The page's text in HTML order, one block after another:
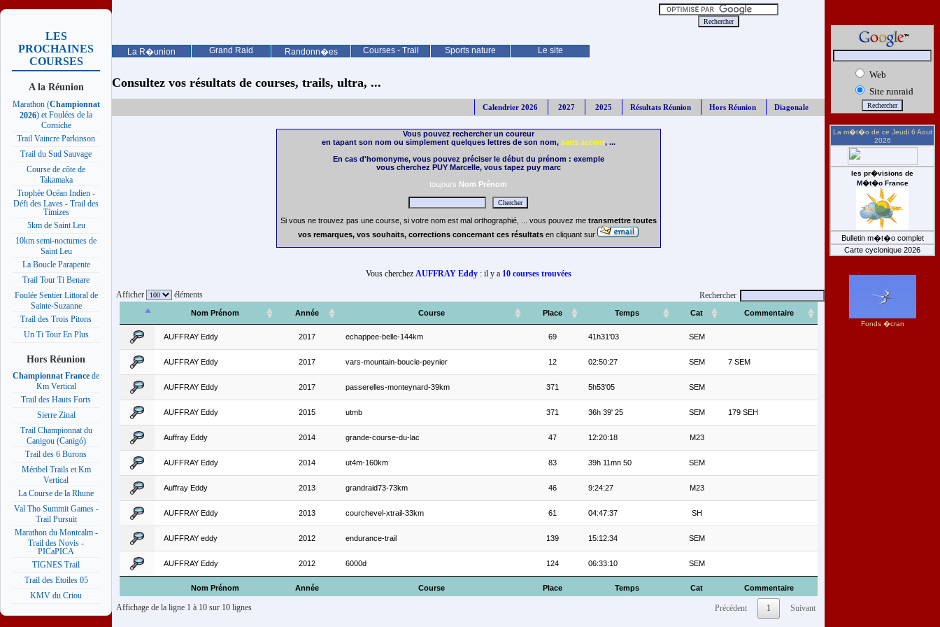
La R�union Grand Raid Randonn�es Courses - Trail Sports nature Le site
LES
PROCHAINES
COURSES
A la Réunion
Marathon (Championnat
2026) et Foulées de la
Corniche
Trail Vaincre Parkinson
Trail du Sud Sauvage
Course de côte de
Takamaka
Trophée Océan Indien -
Défi des Laves - Trail des
Timizes
5km de Saint Leu
10km semi-nocturnes de
Saint Leu
La Boucle Parapente
Trail Tour Ti Benare
Foulée Sentier Littoral de
Sainte-Suzanne
Trail des Trois Pitons
Un Ti Tour En Plus
Hors Réunion
Championnat France de
Km Vertical
Trail des Hauts Forts
Sierre Zinal
Trail Championnat du
Canigou (Canigó)
Trail des 6 Burons
Méribel Trails et Km
Vertical
La Course de la Rhune
Val Tho Summit Games -
Trail Pursuit
Marathon du Montcalm -
Trail des Novis -
PICaPICA
TIGNES Trail
Trail des Etoiles 05
KMV du Criou
Consultez vos résultats de courses, trails, ultra, ...
Calendrier 2026 2027 2025 Résultats Réunion Hors Réunion Diagonale
Vous pouvez rechercher un coureur
en tapant son nom ou simplement quelques lettres de son nom, sans accent, ...
En cas d'homonyme, vous pouvez préciser le début du prénom : exemple
vous cherchez PUY Marcelle, vous tapez puy marc
toujours Nom Prénom
Si vous ne trouvez pas une course, si votre nom est mal orthographié, ... vous pouvez me transmettre toutes
vos remarques, vos souhaits, corrections concernant ces résultats en cliquant sur
Vous cherchez AUFFRAY Eddy: il y a 10 courses trouvées
Afficher éléments Rechercher
Nom Prénom Année Course Place Temps Cat Commentaire
Nom Prénom Année Course Place Temps Cat Commentaire
AUFFRAY Eddy 2017 echappee-belle-144km 69 41h31'03 SEM
AUFFRAY Eddy 2017 vars-mountain-boucle-peynier 12 02:50:27 SEM 7 SEM
AUFFRAY Eddy 2017 passerelles-monteynard-39km 371 5h53'05 SEM
AUFFRAY Eddy 2015 utmb 371 36h 39' 25 SEM 179 SEH
Auffray Eddy 2014 grande-course-du-lac 47 12:20:18 M23
AUFFRAY Eddy 2014 ut4m-160km 83 39h 11mn 50 SEM
Auffray Eddy 2013 grandraid73-73km 46 9:24:27 M23
AUFFRAY Eddy 2013 courchevel-xtrail-33km 61 04:47:37 SH
AUFFRAY eddy 2012 endurance-trail 139 15:12:34 SEM
AUFFRAY Eddy 2012 6000d 124 06:33:10 SEM
Affichage de la ligne 1 à 10 sur 10 lignes Précédent 1 Suivant
Web
Site runraid
La m�t�o de ce Jeudi 6 Aout
2026
les pr�visions de
M�t�o France
Bulletin m�t�o complet
Carte cyclonique 2026
Fonds �cran